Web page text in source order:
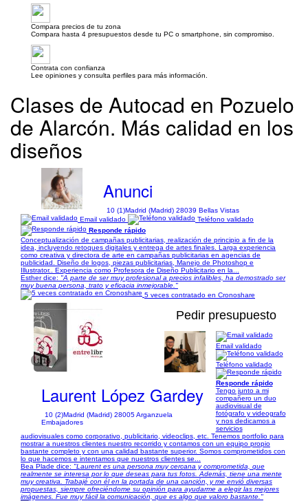
Compara precios de tu zona
Compara hasta 4 presupuestos desde tu PC o smartphone, sin compromiso.
Contrata con confianza
Lee opiniones y consulta perfiles para más información.
Clases de Autocad en Pozuelo
de Alarcón. Más calidad en los
diseños
Anunci
10 (1)Madrid (Madrid) 28039 Bellas Vistas
Email validado
Teléfono validado
Responde rápido
Conceptualización de campañas publicitarias, realización de principio a fin de la
idea, incluyendo retoques digitales y entrega de artes finales. Larga experiencia
como creativa y directora de arte en campañas publicitarias en agencias de
publicidad. Diseño de logos, piezas publicitarias, Manejo de Photoshop e
Illustrator.. Experiencia como Profesora de Diseño Publicitario en la...
Esther dice: "A parte de ser muy profesional a precios infalibles, ha demostrado ser
muy buena persona, trato y eficacia inmejorable."
5 veces contratado en Cronoshare
1/16
Pedir presupuesto
Laurent López Gardey
10 (2)Madrid (Madrid) 28005 Arganzuela
Embajadores
Email validado
Teléfono validado
Responde rápido
Tengo junto a mi
compañero un duo
audiovisual de
fotógrafo y videografo
y nos dedicamos a
servicios
audiovisuales como corporativo, publicitario, videoclips, etc. Tenemos portfolio para
mostrar a nuestros clientes nuestro recorrido y contamos con un equipo propio
bastante completo y con una calidad bastante superior. Somos comprometidos con
lo que hacemos e intentamos que nuestros clientes se...
Bea Plade dice: "Laurent es una persona muy cercana y comprometida, que
realmente se interesa por lo que deseas para tus fotos. Además, tiene una mente
muy creativa. Trabajé con él en la portada de una canción, y me envió diversas
propuestas, siempre ofreciéndome su opinión para ayudarme a elegir las mejores
imágenes. Fue muy fácil la comunicación, que es algo que valoro bastante."